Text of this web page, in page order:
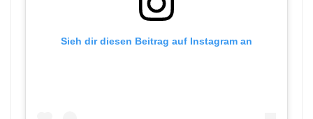
Sieh dir diesen Beitrag auf Instagram an